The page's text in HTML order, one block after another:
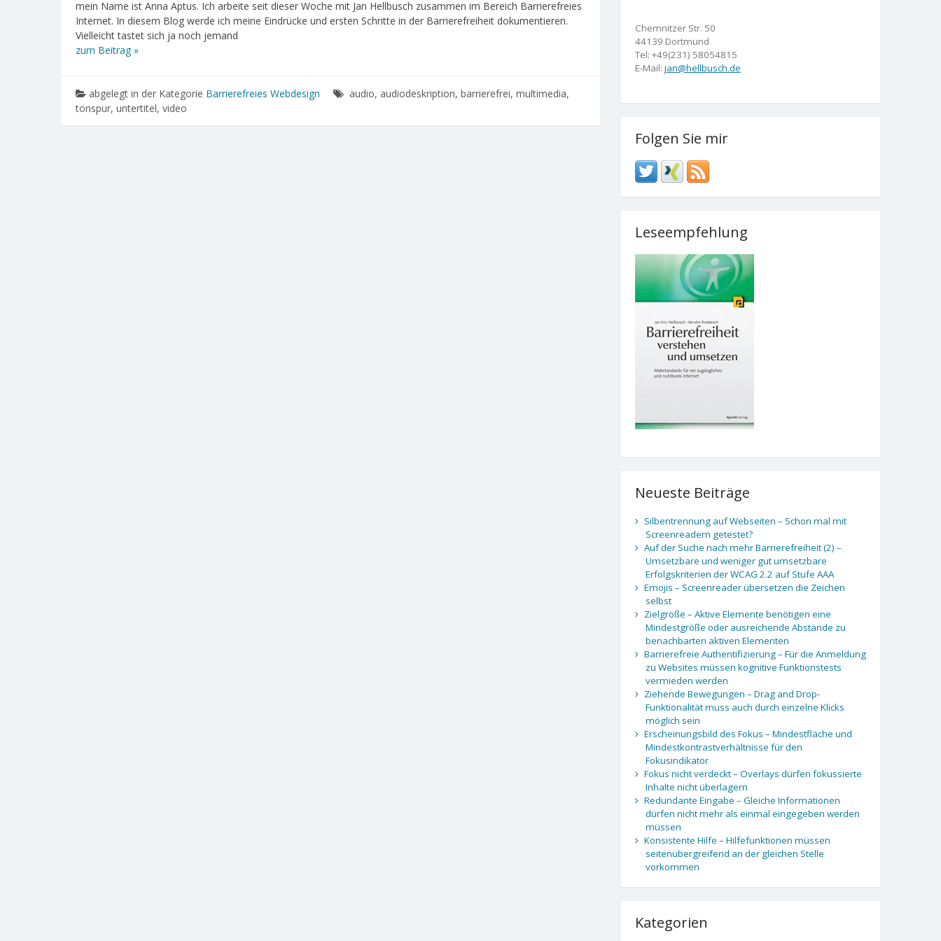
mein Name ist Anna Aptus. Ich arbeite seit dieser Woche mit Jan Hellbusch zusammen im Bereich Barrierefreies
Internet. In diesem Blog werde ich meine Eindrücke und ersten Schritte in der Barrierefreiheit dokumentieren.
Vielleicht tastet sich ja noch jemand
zum Beitrag »
abgelegt in der Kategorie Barrierefreies Webdesign
audio, audiodeskription, barrierefrei, multimedia,
tonspur, untertitel, video
Chemnitzer Str. 50
44139 Dortmund
Tel: +49(231) 58054815
E-Mail: jan@hellbusch.de
Folgen Sie mir
Leseempfehlung
Neueste Beiträge
Silbentrennung auf Webseiten – Schon mal mit
Screenreadern getestet?
Auf der Suche nach mehr Barrierefreiheit (2) –
Umsetzbare und weniger gut umsetzbare
Erfolgskriterien der WCAG 2.2 auf Stufe AAA
Emojis – Screenreader übersetzen die Zeichen
selbst
Zielgröße – Aktive Elemente benötigen eine
Mindestgröße oder ausreichende Abstände zu
benachbarten aktiven Elementen
Barrierefreie Authentifizierung – Für die Anmeldung
zu Websites müssen kognitive Funktionstests
vermieden werden
Ziehende Bewegungen – Drag and Drop-
Funktionalität muss auch durch einzelne Klicks
möglich sein
Erscheinungsbild des Fokus – Mindestfläche und
Mindestkontrastverhältnisse für den
Fokusindikator
Fokus nicht verdeckt – Overlays dürfen fokussierte
Inhalte nicht überlagern
Redundante Eingabe – Gleiche Informationen
dürfen nicht mehr als einmal eingegeben werden
müssen
Konsistente Hilfe – Hilfefunktionen müssen
seitenübergreifend an der gleichen Stelle
vorkommen
Kategorien